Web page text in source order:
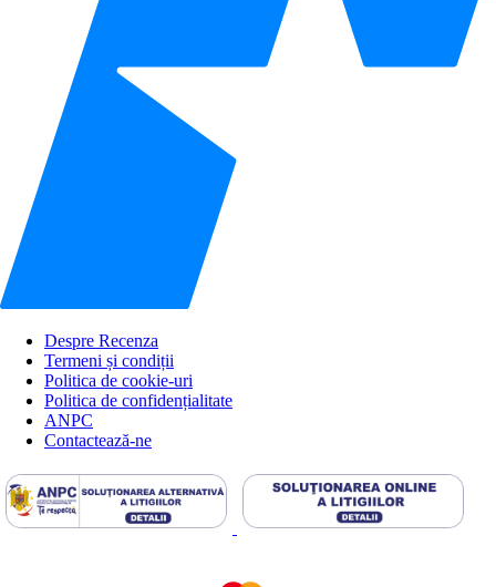
Despre Recenza
Termeni și condiții
Politica de cookie-uri
Politica de confidențialitate
ANPC
Contactează-ne